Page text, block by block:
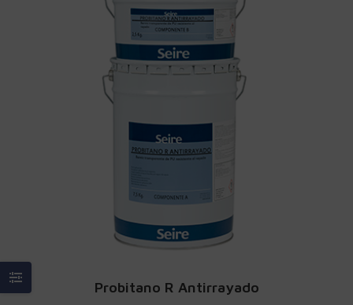
Probitano R Antirrayado